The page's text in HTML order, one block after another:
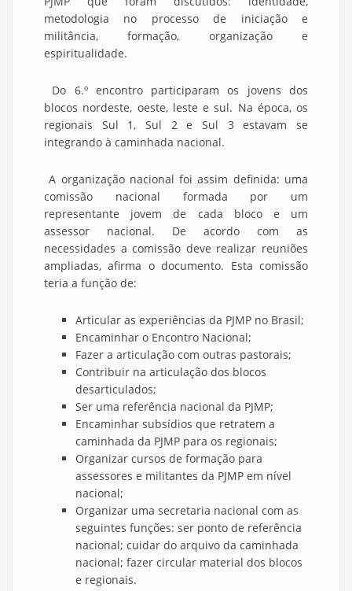
metodologia no processo de iniciação e
militância, formação, organização e
espiritualidade.
Do 6.º encontro participaram os jovens dos
blocos nordeste, oeste, leste e sul. Na época, os
regionais Sul 1, Sul 2 e Sul 3 estavam se
integrando à caminhada nacional.
A organização nacional foi assim definida: uma
comissão nacional formada por um
representante jovem de cada bloco e um
assessor nacional. De acordo com as
necessidades a comissão deve realizar reuniões
ampliadas, afirma o documento. Esta comissão
teria a função de:
Articular as experiências da PJMP no Brasil;
Encaminhar o Encontro Nacional;
Fazer a articulação com outras pastorais;
Contribuir na articulação dos blocos
desarticulados;
Ser uma referência nacional da PJMP;
Encaminhar subsídios que retratem a
caminhada da PJMP para os regionais;
Organizar cursos de formação para
assessores e militantes da PJMP em nível
nacional;
Organizar uma secretaria nacional com as
seguintes funções: ser ponto de referência
nacional; cuidar do arquivo da caminhada
nacional; fazer circular material dos blocos
e regionais.